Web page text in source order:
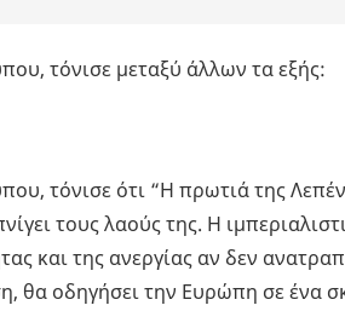
τόνισε μεταξύ άλλων τα εξής:
τόνισε ότι “Η πρωτιά της Λεπέν
τους λαούς της. Η
και της ανεργίας αν δεν
θα οδηγήσει την Ευρώπη σε ένα